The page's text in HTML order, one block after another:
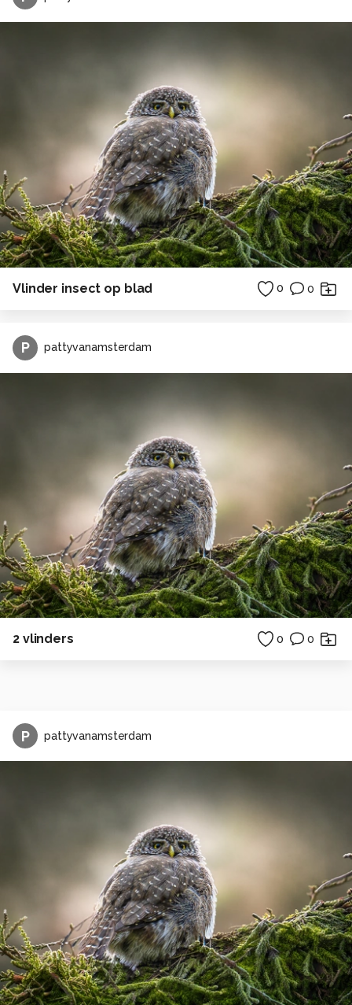
Vlinder insect op blad 0 0
P pattyvanamsterdam
2 vlinders 0 0
P pattyvanamsterdam